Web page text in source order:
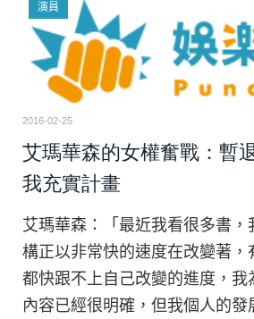
演員
2016-02-25
艾瑪華森的女權奮戰：暫
我充實計畫
艾瑪華森：「最近我看很多書，
構正以非常快的速度在改變著，
都快跟不上自己改變的進度，我
內容已經很明確，但我個人的發